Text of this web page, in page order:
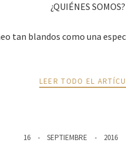
¿QUIÉNES SOMOS?
tan blandos como una
LEER TODO EL
16 SEPTIEMBRE 2016